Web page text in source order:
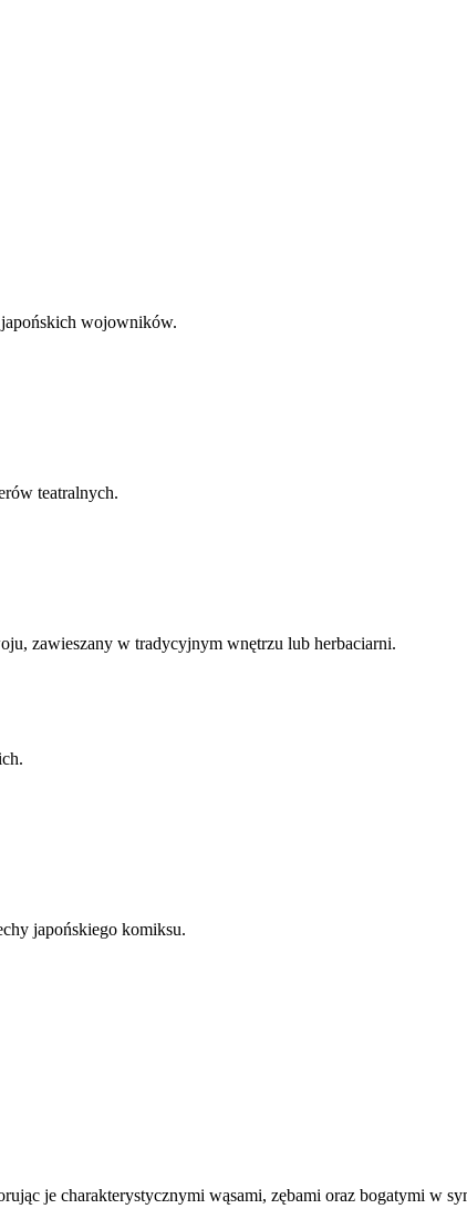
wojowników.
teatralnych.
zawieszany w tradycyjnym wnętrzu lub herbaciarni.
japońskiego komiksu.
je charakterystycznymi wąsami, zębami oraz bogatymi w